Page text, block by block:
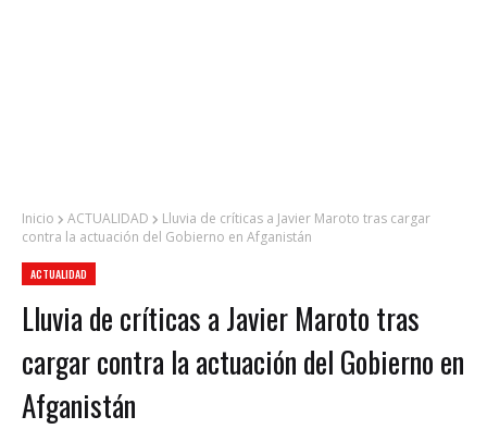
Inicio ACTUALIDAD
Lluvia de críticas a Javier Maroto tras cargar
contra la actuación del Gobierno en Afganistán
ACTUALIDAD
Lluvia de críticas a Javier Maroto tras
cargar contra la actuación del Gobierno en
Afganistán